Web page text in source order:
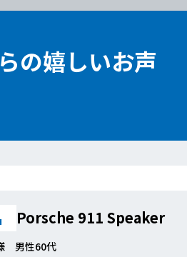
の嬉しいお声
Porsche 911 Speaker
男性60代